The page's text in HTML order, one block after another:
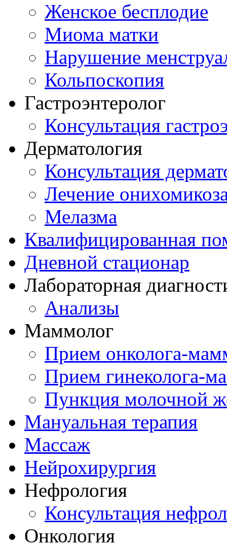
Женское бесплодие
Миома матки
Нарушение
Кольпоскопия
Гастроэнтеролог
Консультация
Дерматология
Консультация
Лечение
Мелазма
Квалифицированная
Дневной стационар
Лабораторная
Анализы
Маммолог
Прием онколога-
Прием гинеколога-
Пункция молочной
Мануальная терапия
Массаж
Нейрохирургия
Нефрология
Консультация
Онкология